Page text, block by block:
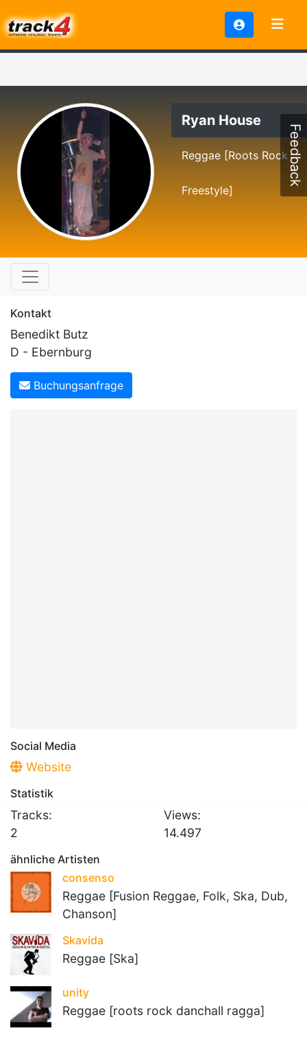
Ryan House
Reggae [Roots Rock
Freestyle]
Kontakt
Benedikt Butz
D - Ebernburg
Buchungsanfrage
Social Media
Website
Statistik
Tracks:
2
Views:
14.497
ähnliche Artisten
consenso
Reggae [Fusion Reggae, Folk, Ska, Dub,
Chanson]
Skavida
Reggae [Ska]
unity
Reggae [roots rock danchall ragga]
Feedback